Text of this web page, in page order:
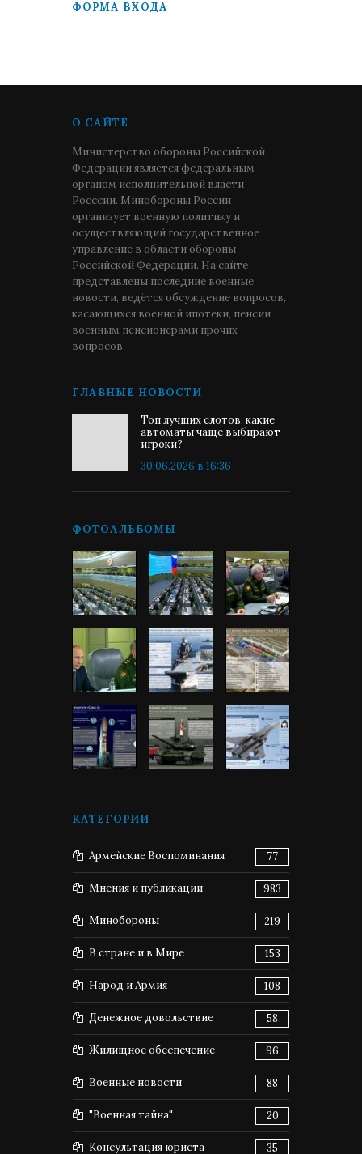
ФОРМА ВХОДА
О САЙТЕ
Министерство обороны Российской
Федерации является федеральным
органом исполнительной власти
Росссии. Минобороны России
организует военную политику и
осуществляющий государственное
управление в области обороны
Российской Федерации. На сайте
представлены последние военные
новости, ведётся обсуждение вопросов,
касающихся военной ипотеки, пенсии
военным пенсионерами прочих
вопросов.
ГЛАВНЫЕ НОВОСТИ
Топ лучших слотов: какие
автоматы чаще выбирают
игроки?
30.06.2026 в 16:36
ФОТОАЛЬБОМЫ
КАТЕГОРИИ
Армейские Воспоминания 77
Мнения и публикации 983
Минобороны 219
В стране и в Мире 153
Народ и Армия 108
Денежное довольствие 58
Жилищное обеспечение 96
Военные новости 88
"Военная тайна" 20
Консультация юриста 35